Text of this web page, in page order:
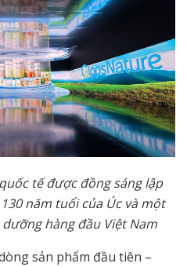
tế được đồng sáng lập
năm tuổi của Úc và một
hàng đầu Việt Nam
sản phẩm đầu tiên –